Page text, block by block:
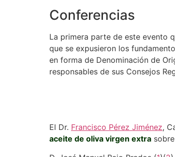
Conferencias
La primera parte de este evento
que se expusieron los
en forma de Denominación de
responsables de sus Consejos
El Dr. Francisco Pérez Jiménez,
aceite de oliva virgen extra